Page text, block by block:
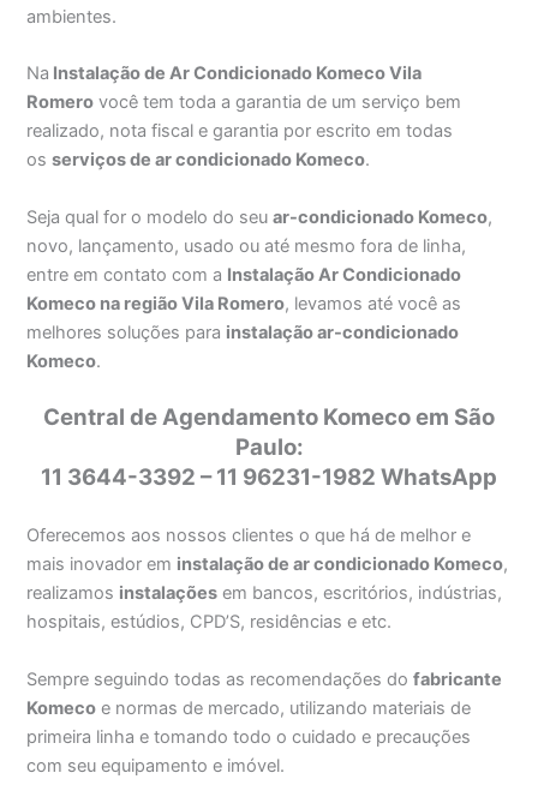
ambientes.
Na Instalação de Ar Condicionado Komeco Vila
Romero você tem toda a garantia de um serviço bem
realizado, nota fiscal e garantia por escrito em todas
osserviços de ar condicionado Komeco.
Seja qual for o modelo do seuar-condicionado Komeco,
novo, lançamento, usado ou até mesmo fora de linha,
entre em contato com a Instalação Ar Condicionado
Komeco na região Vila Romero, levamos até você as
melhores soluções para instalação ar-condicionado
Komeco.
Central de Agendamento Komeco em São
Paulo:
11 3644-3392 – 11 96231-1982 WhatsApp
Oferecemos aos nossos clientes o que há de melhor e
mais inovador em instalação de ar condicionado Komeco,
realizamos instalações em bancos, escritórios, indústrias,
hospitais, estúdios, CPD’S, residências e etc.
Sempre seguindo todas as recomendações dofabricante
Komeco e normas de mercado, utilizando materiais de
primeira linha e tomando todo o cuidado e precauções
com seu equipamento e imóvel.